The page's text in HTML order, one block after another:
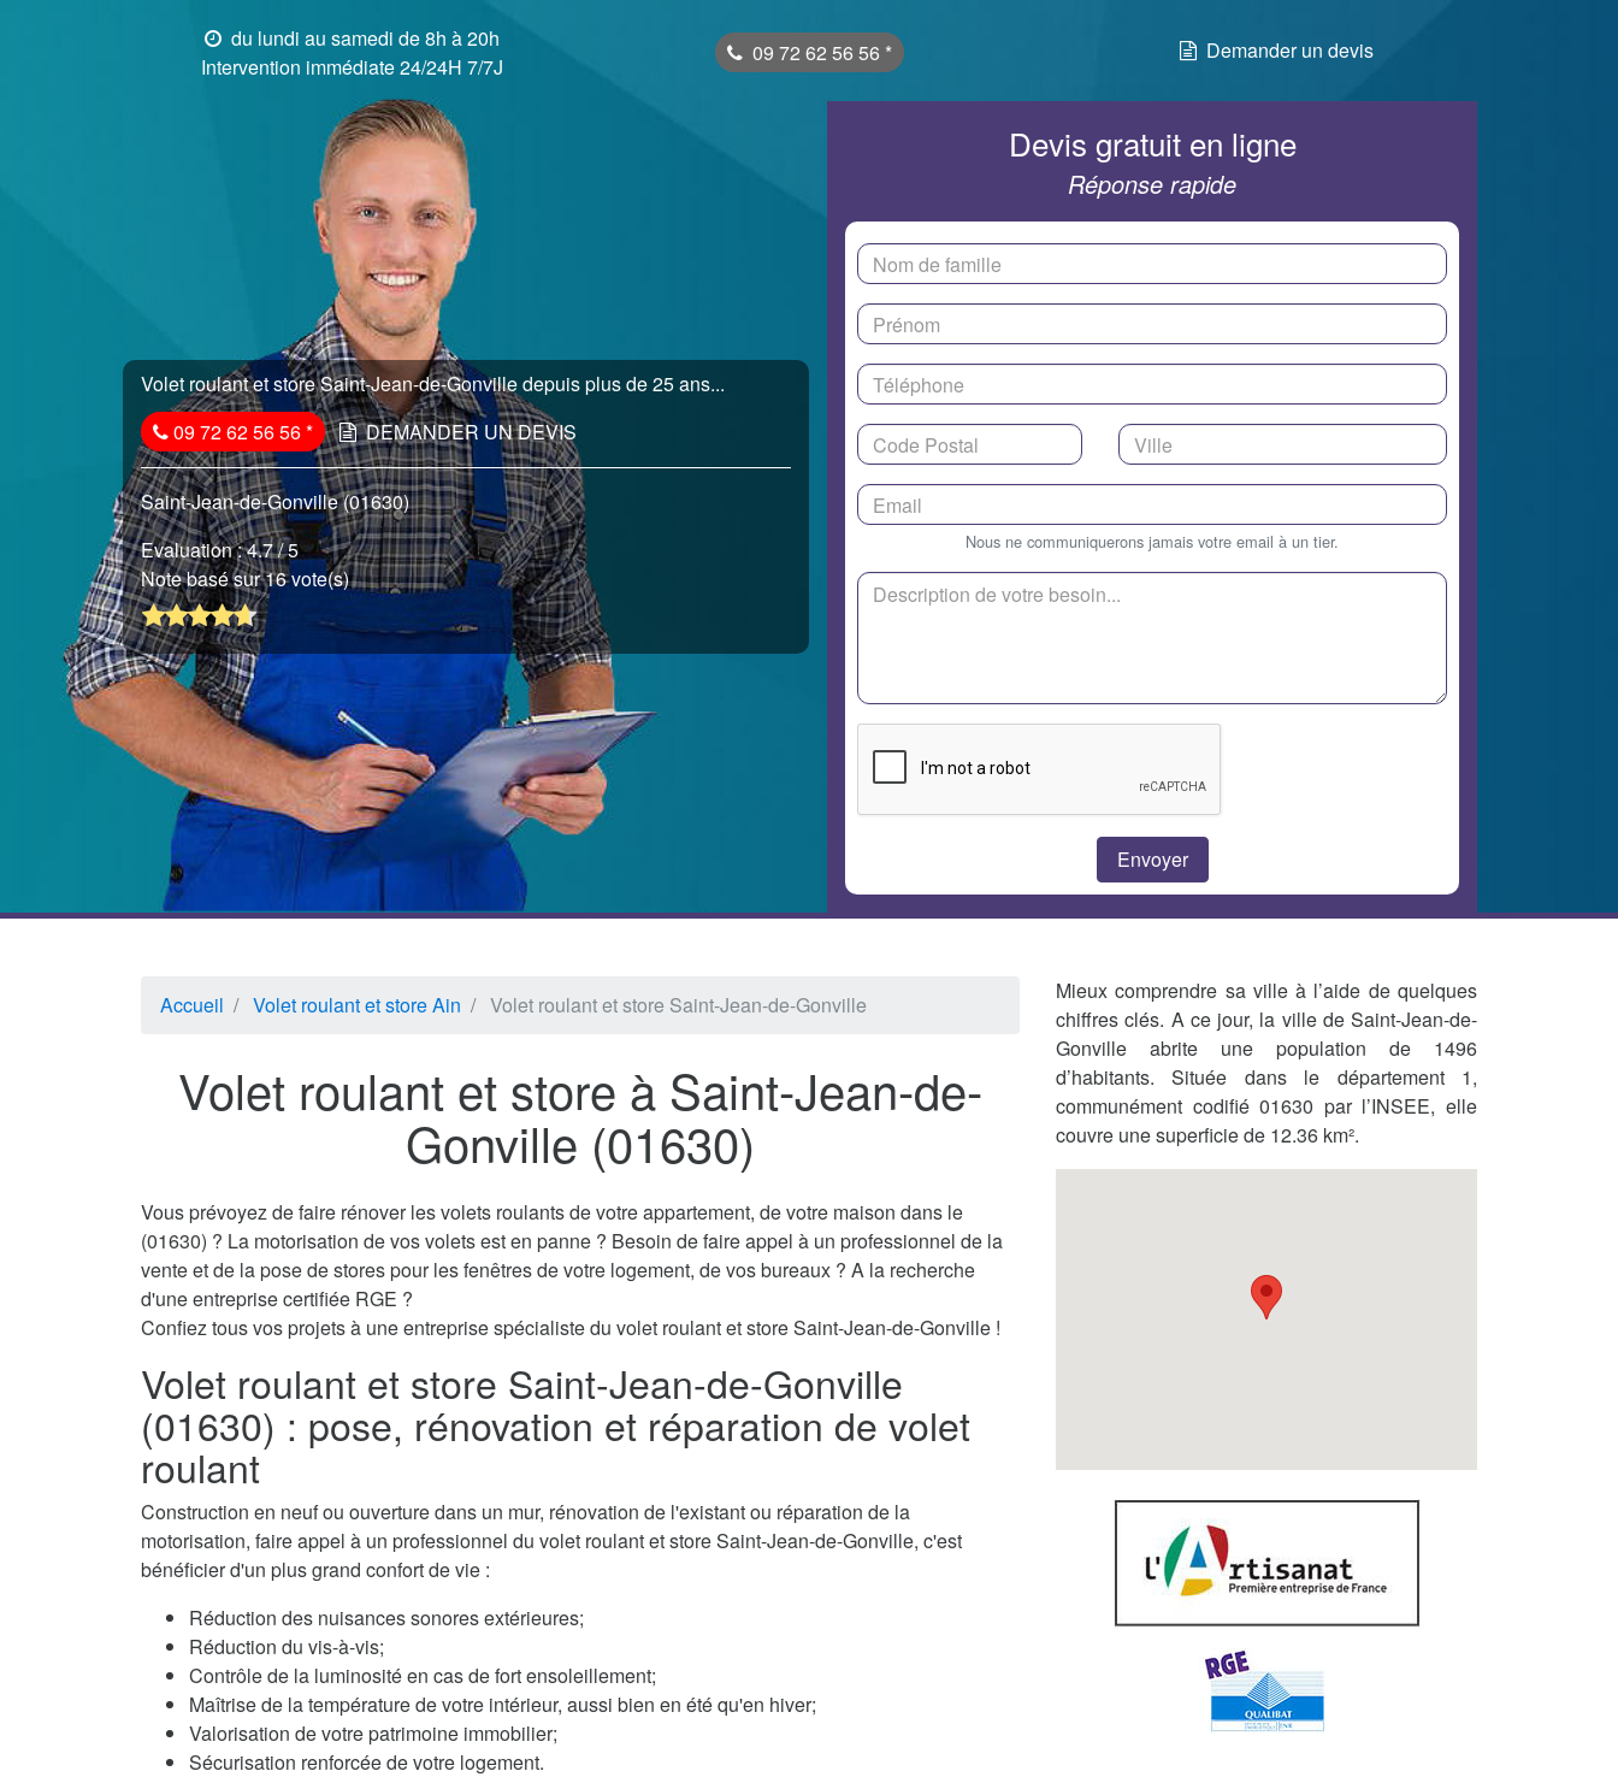
du lundi au samedi de 8h à 20h
Intervention immédiate 24/24H 7/7J
09 72 62 56 56 * Demander un devis
Volet roulant et store Saint-Jean-de-Gonville depuis plus de 25 ans...
09 72 62 56 56* DEMANDER UN DEVIS
Saint-Jean-de-Gonville (01630)
Evaluation :4.7/ 5
Note basé sur 16 vote(s)
Devis gratuit en ligne
Réponse rapide
Nous ne communiquerons jamais votre email à un tier.
Accueil Volet roulant et store Ain Volet roulant et store Saint-Jean-de-Gonville
Volet roulant et store à Saint-Jean-de-
Gonville (01630)
Vous prévoyez de faire rénover les volets roulants de votre appartement, de votre maison dans le
(01630) ? La motorisation de vos volets est en panne ? Besoin de faire appel à un professionnel de la
vente et de la pose de stores pour les fenêtres de votre logement, de vos bureaux ? A la recherche
d'une entreprise certifiée RGE ?
Confiez tous vos projets à une entreprise spécialiste du volet roulant et store Saint-Jean-de-Gonville !
Volet roulant et store Saint-Jean-de-Gonville
(01630) : pose, rénovation et réparation de volet
roulant
Construction en neuf ou ouverture dans un mur, rénovation de l'existant ou réparation de la
motorisation, faire appel à un professionnel du volet roulant et store Saint-Jean-de-Gonville, c'est
bénéficier d'un plus grand confort de vie :
Réduction des nuisances sonores extérieures;
Réduction du vis-à-vis;
Contrôle de la luminosité en cas de fort ensoleillement;
Maîtrise de la température de votre intérieur, aussi bien en été qu'en hiver;
Valorisation de votre patrimoine immobilier;
Sécurisation renforcée de votre logement.
Mieux comprendre sa ville à l’aide de quelques
chiffres clés. A ce jour, la ville de Saint-Jean-de-
Gonville abrite une population de 1496
d’habitants. Située dans le département 1,
communément codifié 01630 par l’INSEE, elle
couvre une superficie de 12.36 km².